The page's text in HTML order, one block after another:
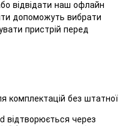
відвідати наш офлайн
допоможуть вибрати
пристрій перед
комплектацій без штатної
відтворюється через